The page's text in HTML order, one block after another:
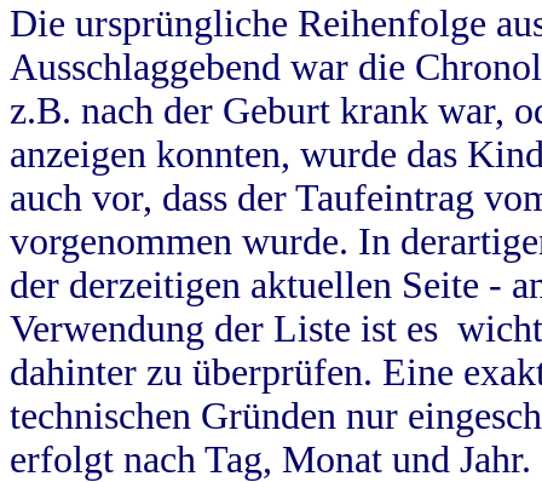
Die ursprüngliche Reihenfolge
Ausschlaggebend war die
z.B. nach der Geburt krank war,
anzeigen konnten, wurde das
auch vor, dass der Taufeintrag
vorgenommen wurde. In
der derzeitigen aktuellen Seite -
Verwendung der Liste ist es
dahinter zu überprüfen. Eine
technischen Gründen nur
erfolgt nach Tag, Monat und Jahr.